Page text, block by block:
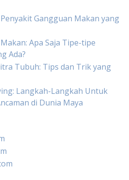
Gangguan Makan yang
Apa Saja Tipe-tipe
Ada?
Tubuh: Tips dan Trik yang
Langkah-Langkah Untuk
di Dunia Maya